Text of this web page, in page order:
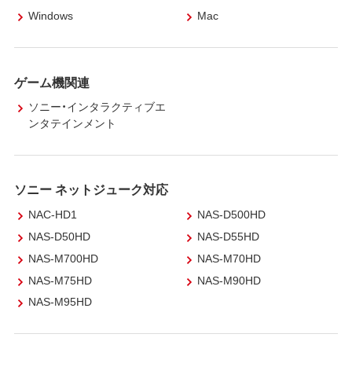
Windows Mac
ゲーム機関連
ソニー・インタラクティブエ
ンタテインメント
ソニー ネットジューク対応
NAC-HD1
NAS-D500HD
NAS-D50HD
NAS-D55HD
NAS-M700HD
NAS-M70HD
NAS-M75HD
NAS-M90HD
NAS-M95HD